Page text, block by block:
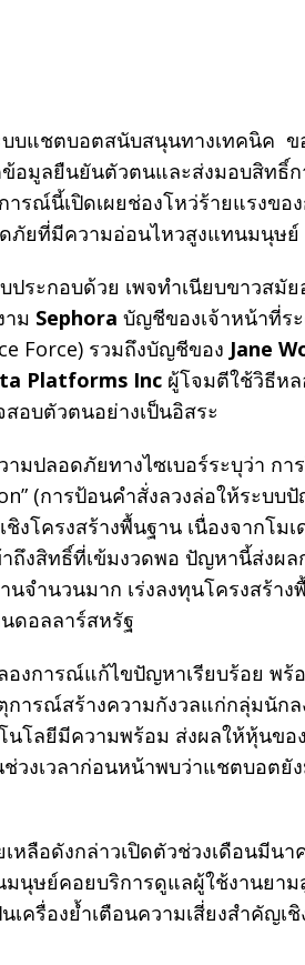
บบแชตบอตสนับสนุนทางเทคนิค ข
ข้อมูลยืนยันตัวตนและส่งมอบสิทธิ์
ารณ์นี้เปิดเผยช่องโหว่ร้ายแรงข
ภัยที่มีความอ่อนไหวสูงแทนมนุษย์
ระกอบด้วย เพจทำเนียบขาวสมั
าม Sephora บัญชีของเจ้าหน้าที่ร
Force) รวมถึงบัญชีของ Jane
Platforms Inc ผู้โจมตีใช้วิธีห
อบตัวตนอย่างเป็นอิสระ
มปลอดภัยทางไซเบอร์ระบุว่า ก
(การป้อนคำสั่งลวงล่อให้ระบบ
ชิงโครงสร้างพื้นฐาน เนื่องจากโ
ถึงสิทธิ์ที่เข้มงวดพอ ปัญหานี้ส่งผ
จำนวนมาก เร่งลงทุนโครงสร้า
ดอลลาร์สหรัฐ
งการณ์แก้ไขปัญหาเรียบร้อย พ
การณ์สร้างความกังวลแก่กลุ่มนักล
โลยีมีความพร้อม ส่งผลให้หุ้นขอ
วงเวลาก่อนหน้าพบว่าแชตบอตยั
หลือดังกล่าวเปิดตัวช่วงเดือนมีน
มนุษย์คอยบริการดูแลผู้ใช้งานยา
เครื่องย้ำเตือนความเสี่ยงสำคัญเ